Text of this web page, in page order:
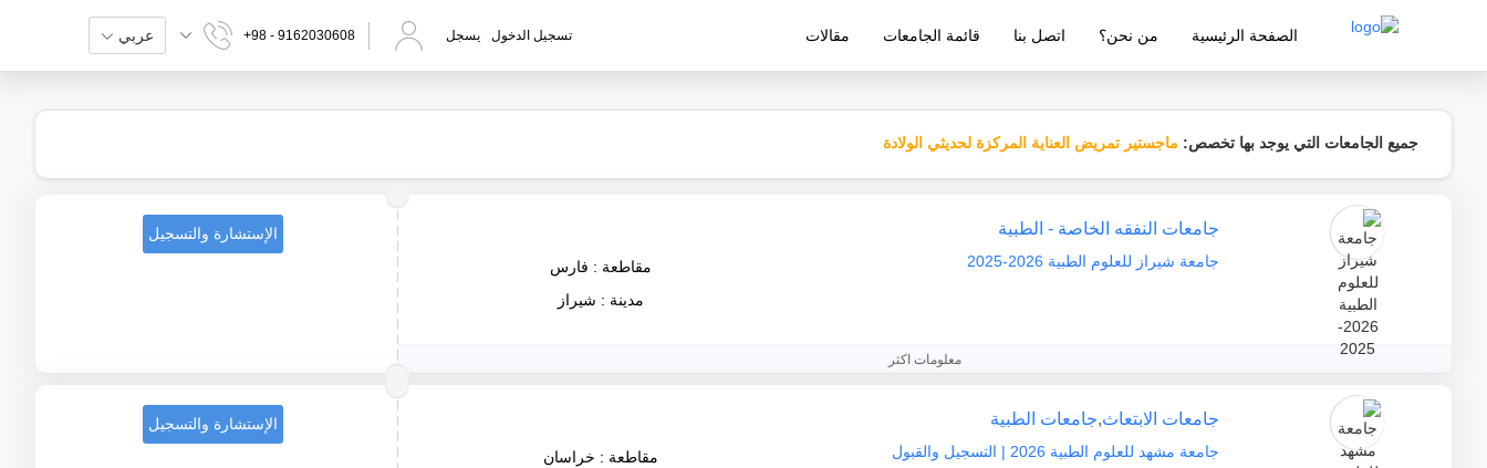
شركة معتمدة من قبل وزارة التربية والتعليم الإيرانية
الصفحة الرئيسية من نحن؟ اتصل بنا قائمة الجامعات مقالات تسجيل الدخول يسجل +98 - 9162030608 عربي
جميع الجامعات التي يوجد بها تخصص: ماجستير تمريض العناية المركزة لحديثي الولادة
جامعات النفقه الخاصة - الطبية
جامعة شيراز للعلوم الطبية 2026-2025
مقاطعة : فارس
مدينة : شيراز
معلومات اكثر
الإستشارة والتسجيل
جامعات الابتعاث,جامعات الطبية
جامعة مشهد للعلوم الطبية 2026 | التسجيل والقبول
مقاطعة : خراسان
الإستشارة والتسجيل